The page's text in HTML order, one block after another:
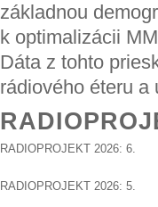
základnou
k optimalizácii
Dáta z tohto
rádiového éteru
RADIOPROJEKT 2026: 6.
RADIOPROJEKT 2026: 5.